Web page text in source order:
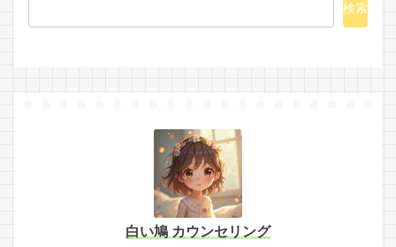
検索
白い鳩 カウンセリング